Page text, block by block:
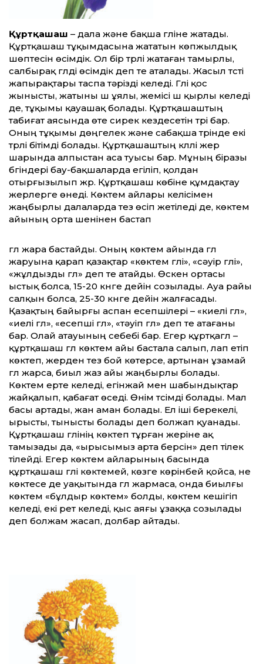
Құртқашаш – дала және бақша гүліне жатады.
Құртқашаш тұқымдасына жататын көпжылдық
шөптесін өсімдік. Ол бір түрлі жатаған тамырлы,
салбырақ гүлді өсімдік деп те аталады. Жасыл түсті
жапырақтары таспа тәрізді келеді. Гүлі қос
жынысты, жатыны үш ұялы, жемісі үш қырлы келеді
де, тұқымы қауашақ болады. Құртқашаштың
табиғат аясында өте сирек кездесетін түрі бар.
Оның тұқымы дөңгелек және сабақша түрінде екі
түрлі бітімді болады. Құртқашаштың күллі жер
шарында алпыстан аса туысы бар. Мұның біразы
бүгіндері бау-бақшаларда егіліп, қолдан
отырғызылып жүр. Құртқашаш көбіне құмдақтау
жерлерге өнеді. Көктем айлары келісімен
жаңбырлы далаларда тез өсіп жетіледі де, көктем
айының орта шенінен бастап
гүл жара бастайды. Оның көктем айында гүл
жаруына қарап қазақтар «көктем гүлі», «сәуір гүлі»,
«жұлдызды гүл» деп те атайды. Өскен ортасы
ыстық болса, 15-20 күнге дейін созылады. Ауа райы
салқын болса, 25-30 күнге дейін жалғасады.
Қазақтың байырғы аспан есепшілері – «киелі гүл»,
«иелі гүл», «есепші гүл», «тәуіп гүл» деп те атағаны
бар. Олай атауының себебі бар. Егер құртқагүл –
құртқашаш гүл көктем айы бастала салып, лап етіп
көктеп, жерден тез бой көтерсе, артынан ұзамай
гүл жарса, биыл жаз айы жаңбырлы болады.
Көктем ерте келеді, егінжай мен шабындықтар
жайқалып, қабағат өседі. Өнім түсімді болады. Мал
басы артады, жан аман болады. Ел іші берекелі,
ырысты, тынысты болады деп болжап қуанады.
Құртқашаш гүлінің көктеп тұрған жеріне ақ
тамызады да, «ырысымыз арта берсін» деп тілек
тілейді. Егер көктем айларының басында
құртқашаш гүлі көктемей, көзге көрінбей қойса, не
көктесе де уақытында гүл жармаса, онда биылғы
көктем «бұлдыр көктем» болды, көктем кешігіп
келеді, екі рет келеді, қыс аяғы ұзаққа созылады
деп болжам жасап, долбар айтады.